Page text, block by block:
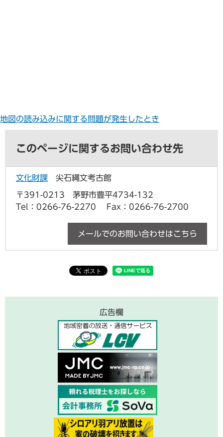
地図の読み込みに関する問題が発生したとき
このページに関するお問い合わせ先
文化財課 尖石縄文考古館
〒391-0213 茅野市豊平4734-132
Tel：0266-76-2270
Fax：0266-76-2700
メールでのお問い合わせはこちら
広告欄